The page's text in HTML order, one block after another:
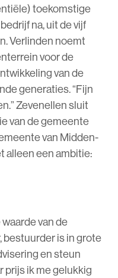
toekomstige
na, uit de vijf
Verlinden noemt
voor de
van de
generaties. “Fijn
Zevenellen sluit
van de gemeente
van Midden-
alleen een ambitie:
van de
bestuurder is in grote
en steun
prijs ik me gelukkig